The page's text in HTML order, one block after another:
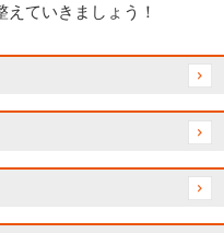
ていきましょう！